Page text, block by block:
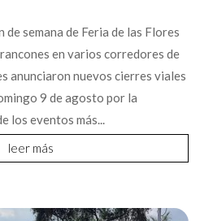
de semana de Feria de las Flores
en varios corredores de
anunciaron nuevos cierres viales
9 de agosto por la
los eventos más...
leer más